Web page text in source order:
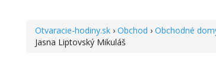
Otvaracie-hodiny.sk ›Obchod ›Obchodné
Jasna Liptovský Mikuláš